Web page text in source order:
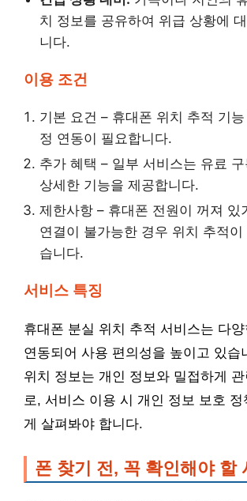
치 정보를 공유하여 위급 상황에
니다.
이용 조건
기본 요건 – 휴대폰 위치 추적 기
정 연동이 필요합니다.
추가 혜택 – 일부 서비스는 유료
상세한 기능을 제공합니다.
제한사항 – 휴대폰 전원이 꺼져 있
연결이 불가능한 경우 위치 추적이
습니다.
서비스 특징
휴대폰 분실 위치 추적 서비스는 다
연동되어 사용 편의성을 높이고 있습
위치 정보는 개인 정보와 밀접하게
로, 서비스 이용 시 개인 정보 보호 정
게 살펴봐야 합니다.
폰 찾기 전, 꼭 확인해야 할